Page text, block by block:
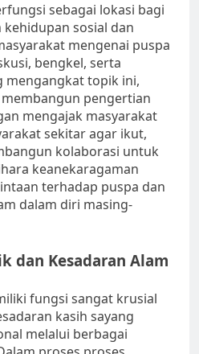
sebagai lokasi bagi
sosial dan
mengenai puspa
bengkel, serta
mengangkat topik ini,
pengertian
mengajak masyarakat
sekitar agar ikut,
kolaborasi untuk
keanekaragaman
terhadap puspa dan
dalam diri masing-
dan Kesadaran Alam
fungsi sangat krusial
kasih sayang
melalui berbagai